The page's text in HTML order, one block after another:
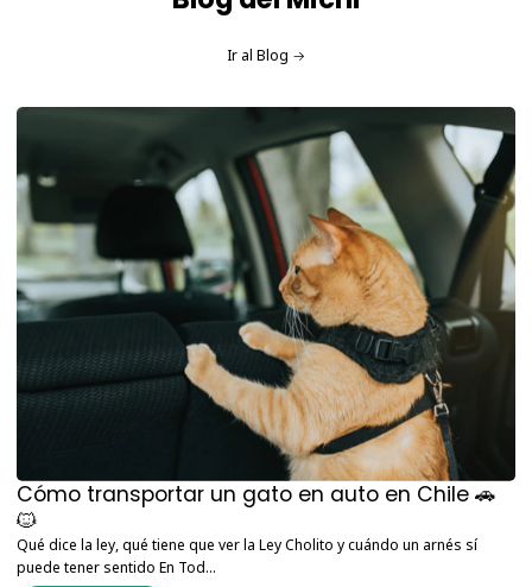
Ir al Blog
Cómo transportar un gato en auto en Chile 🚗
🐱
Qué dice la ley, qué tiene que ver la Ley Cholito y cuándo un arnés sí
puede tener sentido En Tod...